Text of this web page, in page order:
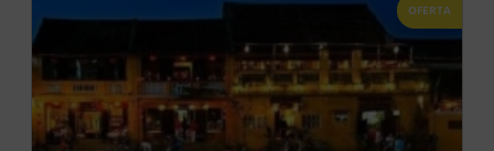
OFERTA